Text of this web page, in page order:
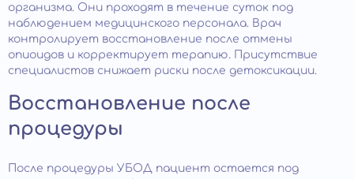
организма. Они проходят в течение суток под
наблюдением медицинского персонала. Врач
контролирует восстановление после отмены
опиоидов и корректирует терапию. Присутствие
специалистов снижает риски после детоксикации.
Восстановление после
процедуры
После процедуры УБОД пациент остается под